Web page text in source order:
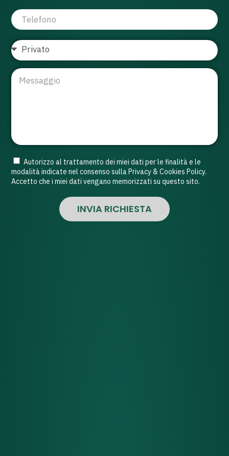
Autorizzo al trattamento dei miei dati per le finalità e le
modalità indicate nel consenso sulla Privacy & Cookies Policy.
Accetto che i miei dati vengano memorizzati su questo sito.
INVIA RICHIESTA